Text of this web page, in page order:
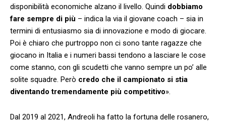
disponibilità economiche alzano il livello. Quindi dobbiamo
fare sempre di più – indica la via il giovane coach – sia in
termini di entusiasmo sia di innovazione e modo di giocare.
Poi è chiaro che purtroppo non ci sono tante ragazze che
giocano in Italia e i numeri bassi tendono a lasciare le cose
come stanno, con gli scudetti che vanno sempre un po’ alle
solite squadre. Però credo che il campionato si stia
diventando tremendamente più competitivo».
Dal 2019 al 2021, Andreoli ha fatto la fortuna delle rosanero,